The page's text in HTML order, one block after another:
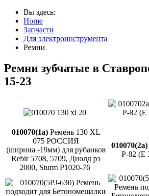
Вы здесь:
Home
Запчасти
Для электроинструмента
Ремни
Ремни зубчатые в
15-23
010070(1а)Ремень 130 XL
075 РОССИЯ
(ширина -19мм) для рубанков
Rebir 5708, 5709, Диолд рэ
2000, Sturm P1020-76
010070(2а)
Р-82 (Е